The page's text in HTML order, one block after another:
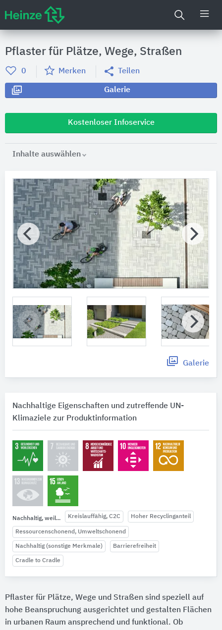
Pflaster für Plätze, Wege, Straßen
0 Merken Teilen
Galerie
Kostenloser Infoservice
Inhalte auswählen
Galerie
Nachhaltige Eigenschaften und zutreffende UN-
Klimaziele zur Produktinformation
Nachhaltig, weil... Kreislauffähig, C2C Hoher Recyclinganteil
Ressourcenschonend, Umweltschonend
Nachhaltig (sonstige Merkmale) Barrierefreiheit
Cradle to Cradle
Pflaster für Plätze, Wege und Straßen sind speziell auf
hohe Beanspruchung ausgerichtet und gestalten Flächen
in urbanen Raum ansprechend und funktional. Ob